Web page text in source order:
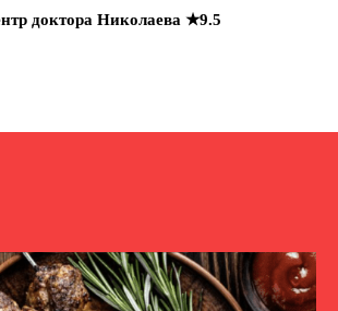
доктора Николаева ★9.5